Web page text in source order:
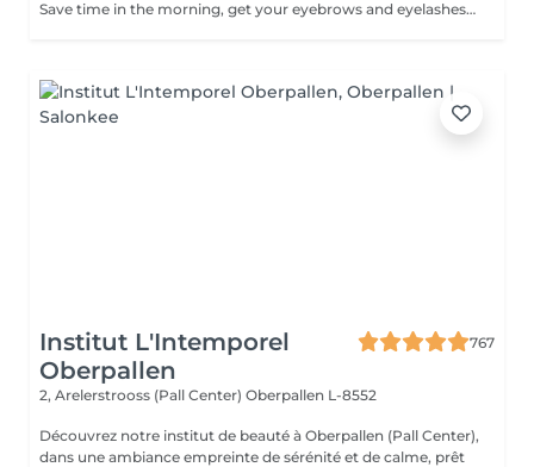
Save time in the morning, get your eyebrows and eyelashes done! How is the shape definition + tinting + lash tinting done? - consultation is performed - brows are washed - excess hair is removed with wax - excess hair is removed with tweezers - tinting is performed - excess paint is removed - lashes are washed - patches are applied - tinting is performed - patches are removed Age restrictions: recommended age from 14 years. Post procedure recommendations: do not wash brows and lashes, do not put on makeup for 12 hours. Frequency: once in 3-4 weeks.
Institut L'Intemporel
Oberpallen
767
2, Arelerstrooss (Pall Center) Oberpallen L-8552
Découvrez notre institut de beauté à Oberpallen (Pall Center),
dans une ambiance empreinte de sérénité et de calme, prêt